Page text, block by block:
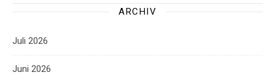
ARCHIV
Juli 2026
Juni 2026